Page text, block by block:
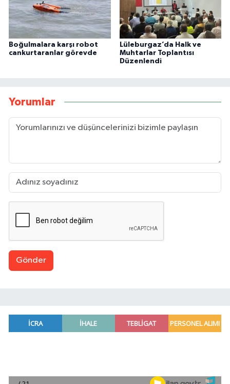
Boğulmalara karşı robot
cankurtaranlar görevde
Lüleburgaz’da Halk ve
Muhtarlar Toplantısı
Düzenlendi
Yorumlar
Gönder